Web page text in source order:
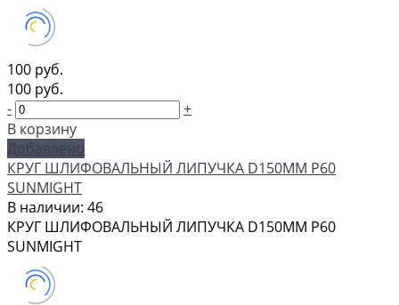
100 руб.
100 руб.
-
+
В корзину
Добавлено
КРУГ ШЛИФОВАЛЬНЫЙ ЛИПУЧКА D150MM P60
SUNMIGHT
В наличии: 46
КРУГ ШЛИФОВАЛЬНЫЙ ЛИПУЧКА D150MM P60
SUNMIGHT